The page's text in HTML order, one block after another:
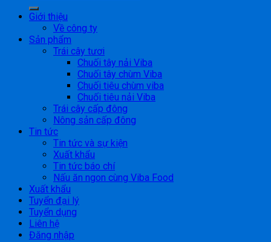
Giới thiệu
Về công ty
Sản phẩm
Trái cây tươi
Chuối tây nải Viba
Chuối tây chùm Viba
Chuối tiêu chùm viba
Chuối tiêu nải Viba
Trái cây cấp đông
Nông sản cấp đông
Tin tức
Tin tức và sự kiện
Xuất khẩu
Tin tức báo chí
Nấu ăn ngon cùng Viba Food
Xuất khẩu
Tuyển đại lý
Tuyển dụng
Liên hệ
Đăng nhập